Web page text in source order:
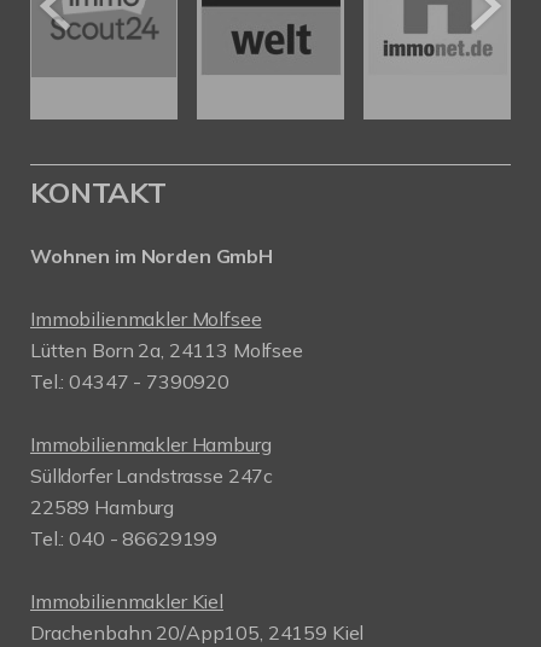
KONTAKT
Wohnen im Norden GmbH
Immobilienmakler Molfsee
Lütten Born 2a, 24113 Molfsee
Tel.: 04347 - 7390920
Immobilienmakler Hamburg
Sülldorfer Landstrasse 247c
22589 Hamburg
Tel.: 040 - 86629199
Immobilienmakler Kiel
Drachenbahn 20/App105, 24159 Kiel